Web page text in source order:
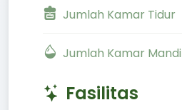
Jumlah Kamar Tidur
Jumlah Kamar Mandi
Fasilitas